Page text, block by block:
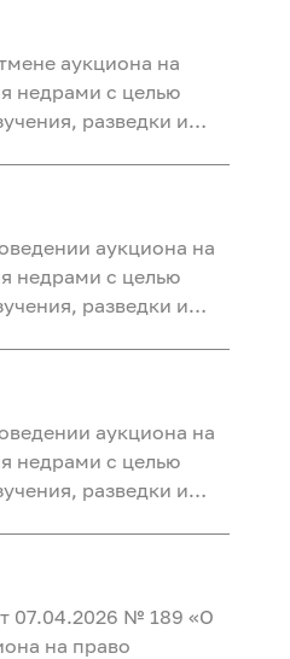
районах
аукциона на
недрами с целью
разведки и
районах
и Кондинскомаукциона на
недрами с целью
разведки и
районах
аукциона на
недрами с целью
разведки и
районах
и Кондинском
07.04.2026 № 189 «О
на право